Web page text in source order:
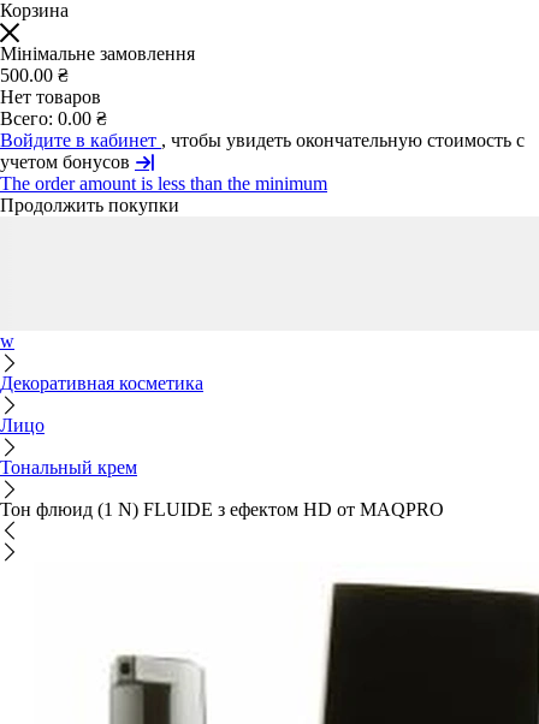
Корзина
Мінімальне замовлення
500.00 ₴
Нет товаров
Всего: 0.00 ₴
Войдите в кабинет , чтобы увидеть окончательную стоимость с
учетом бонусов
The order amount is less than the minimum
Продолжить покупки
w
Декоративная косметика
Лицо
Тональный крем
Тон флюид (1 N) FLUIDE з ефектом HD от MAQPRO